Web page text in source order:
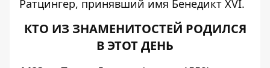
Ратцингер, принявший имя Бенедикт XVI.
КТО ИЗ ЗНАМЕНИТОСТЕЙ РОДИЛСЯ
В ЭТОТ ДЕНЬ